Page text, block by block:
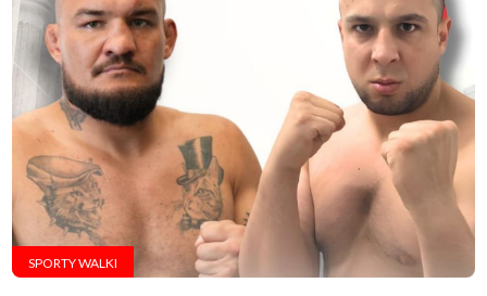
SPORTY WALKI